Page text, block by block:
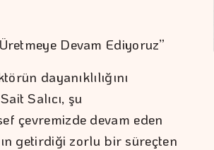
Devam Ediyoruz”
dayanıklılığını
Salıcı, şu
çevremizde devam eden
getirdiği zorlu bir süreçten